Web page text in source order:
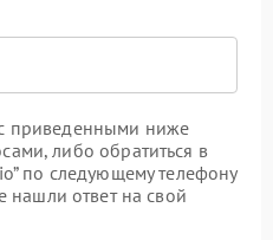
приведенными ниже
либо обратиться в
по следующему телефону
нашли ответ на свой